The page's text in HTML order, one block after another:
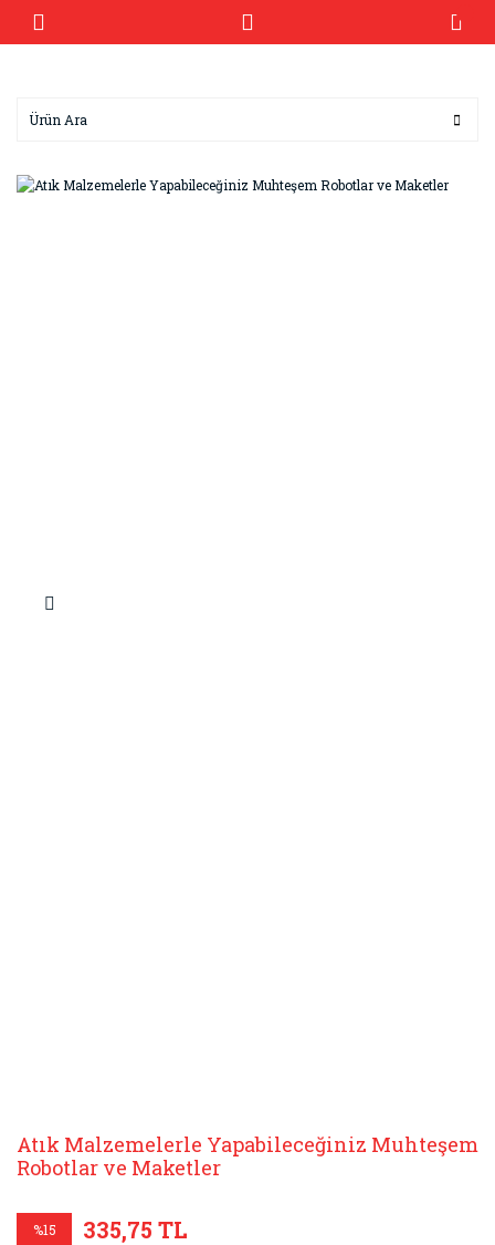
Atık Malzemelerle Yapabileceğiniz Muhteşem
Robotlar ve Maketler
%15 335,75 TL